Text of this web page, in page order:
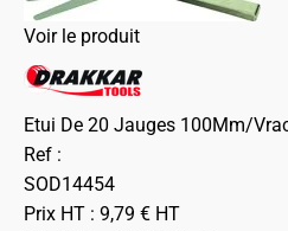
Voir le produit
Etui De 20 Jauges 100Mm/
Ref :
SOD14454
Prix HT : 9,79 € HT